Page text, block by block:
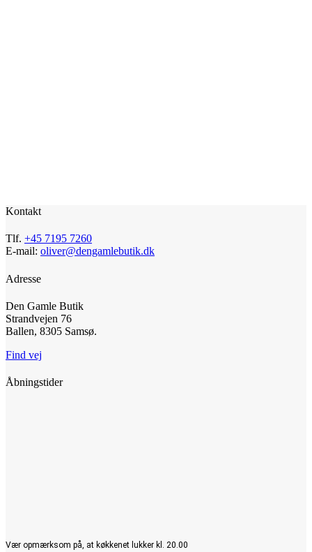
Kontakt
Tlf. +45 7195 7260
E-mail: oliver@dengamlebutik.dk
Adresse
Den Gamle Butik
Strandvejen 76
Ballen, 8305 Samsø.
Find vej
Åbningstider
Vær opmærksom på, at køkkenet lukker kl. 20.00